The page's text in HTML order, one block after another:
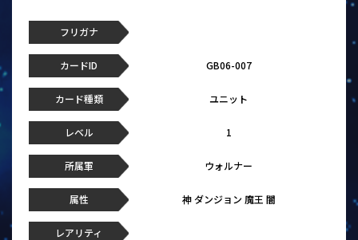
フリガナ
カードID GB06-007
カード種類 ユニット
レベル 1
所属軍 ウォルナー
属性 神 ダンジョン 魔王 闇
レアリティ